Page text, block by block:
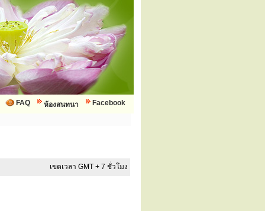
Facebook
ห้องสนทนา
FAQ
เขตเวลา GMT + 7 ชั่วโมง